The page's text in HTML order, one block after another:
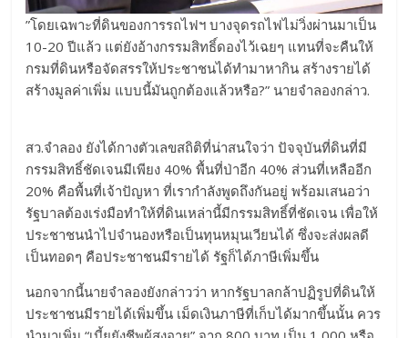
​”โดยเฉพาะที่ดินของการรถไฟฯ บางจุดรถไฟไม่วิ่งผ่านมาเป็น
10-20 ปีแล้ว แต่ยังอ้างกรรมสิทธิ์ดองไว้เฉยๆ แทนที่จะคืนให้
กรมที่ดินหรือจัดสรรให้ประชาชนได้ทำมาหากิน สร้างรายได้
สร้างมูลค่าเพิ่ม แบบนี้มันถูกต้องแล้วหรือ?” นายจำลองกล่าว.
​สว.จำลอง ยังได้กางตัวเลขสถิติที่น่าสนใจว่า ปัจจุบันที่ดินที่มี
กรรมสิทธิ์ชัดเจนมีเพียง 40% พื้นที่ป่าอีก 40% ส่วนที่เหลืออีก
20% คือพื้นที่เจ้าปัญหา ที่เรากำลังพูดถึงกันอยู่ พร้อมเสนอว่า
รัฐบาลต้องเร่งมือทำให้ที่ดินเหล่านี้มีกรรมสิทธิ์ที่ชัดเจน เพื่อให้
ประชาชนนำไปจำนองหรือเป็นทุนหมุนเวียนได้ ซึ่งจะส่งผลดี
เป็นทอดๆ คือประชาชนมีรายได้ รัฐก็ได้ภาษีเพิ่มขึ้น
นอกจากนี้นายจำลองยังกล่าวว่า หากรัฐบาลกล้าปฏิรูปที่ดินให้
ประชาชนมีรายได้เพิ่มขึ้น เม็ดเงินภาษีที่เก็บได้มากขึ้นนั้น ควร